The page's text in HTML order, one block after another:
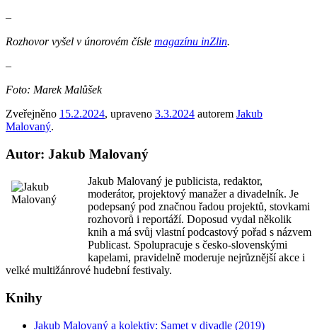
–
Rozhovor vyšel v únorovém čísle magazínu inZlin.
–
Foto: Marek Malůšek
Zveřejněno 15.2.2024, upraveno 3.3.2024 autorem Jakub
Malovaný.
Autor: Jakub Malovaný
Jakub Malovaný je publicista, redaktor,
moderátor, projektový manažer a divadelník. Je
podepsaný pod značnou řadou projektů, stovkami
rozhovorů i reportáží. Doposud vydal několik
knih a má svůj vlastní podcastový pořad s názvem
Publicast. Spolupracuje s česko-slovenskými
kapelami, pravidelně moderuje nejrůznější akce i
velké multižánrové hudební festivaly.
Knihy
Jakub Malovaný a kolektiv: Samet v divadle (2019)